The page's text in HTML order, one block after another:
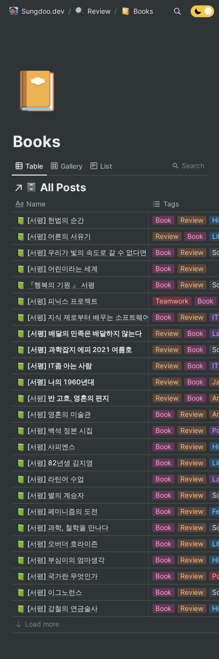
Sungdoo.dev / Review / Books
📔
Books
Table Gallery List Search
All Posts
Name
Tags
[서평] 헌법의 순간
Book Review
[서평] 어른의 서유기
Review Book
[서평] 우리가 빛의 속도로 갈 수 없다면
Book Review
[서평] 어린이라는 세계
Book
Review
『행복의 기원 』 서평
Book Review
[서평] 피닉스 프로젝트
Teamwork
Book
[서평] 지식 제로부터 배우는 소프트웨어 테스트
Book Review
IT
[서평] 배달의 민족은 배달하지 않는다
Review Book
[서평] 과학잡지 에피 2021 여름호
Review Book
[서평] IT좀 아는 사람
Review Book
IT
[서평] 나의 1960년대 Review Book
[서평] 반 고흐, 영혼의 편지 Review Book
[서평] 영혼의 미술관
Book Review
[서평] 백석 정본 시집
Book Review
[서평] 사피엔스
Book Review
[서평] 82년생 김지영
Book Review
[서평] 라틴어 수업
Book Review
[서평] 별의 계승자
Book Review
[서평] 페미니즘의 도전
Book Review
[서평] 과학, 철학을 만나다
Book Review
[서평] 오버더 호라이즌
Book Review
[서평] 부심이의 엄마생각
Book Review
[서평] 국가란 무엇인가
Book Review
[서평] 이그노런스
Book Review
[서평] 강철의 연금술사
Book Review
Load more